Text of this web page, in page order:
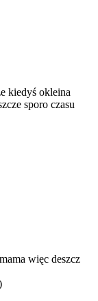
kiedyś okleina
sporo czasu
więc deszcz